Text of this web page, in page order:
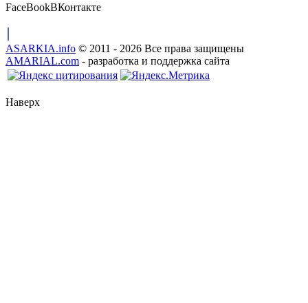
FaceBookВКонтакте
ASARKIA.info © 2011 - 2026 Все права защищены
AMARIAL.com - разработка и поддержка сайта
Наверх